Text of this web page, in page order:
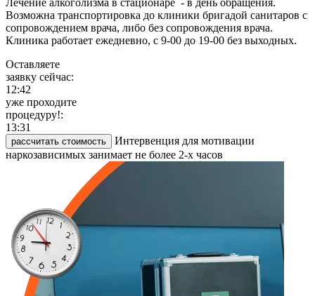
Лечение алкоголизма в стационаре - в день обращения.
Возможна транспортировка до клиники бригадой санитаров с
сопровождением врача, либо без сопровождения врача.
Клиника работает ежедневно, с 9-00 до 19-00 без выходных.
Оставляете
заявку сейчас:
12:42
уже проходите
процедуру!:
13:31
рассчитать стоимость
Интервенция для мотивации
наркозависимых занимает не более 2-х часов